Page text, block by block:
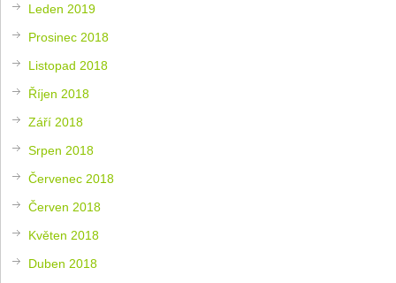
Leden 2019
Prosinec 2018
Listopad 2018
Říjen 2018
Září 2018
Srpen 2018
Červenec 2018
Červen 2018
Květen 2018
Duben 2018